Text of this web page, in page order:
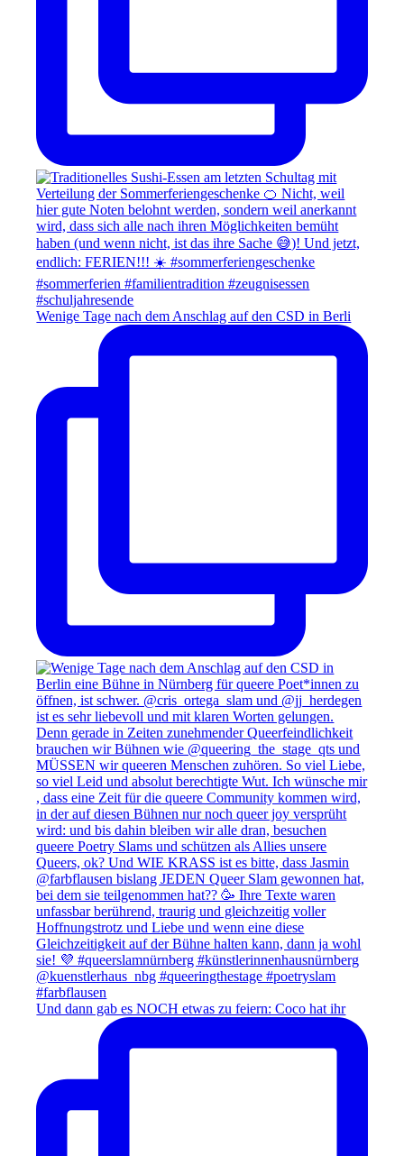
Wenige Tage nach dem Anschlag auf den CSD in Berli
Und dann gab es NOCH etwas zu feiern: Coco hat ihr